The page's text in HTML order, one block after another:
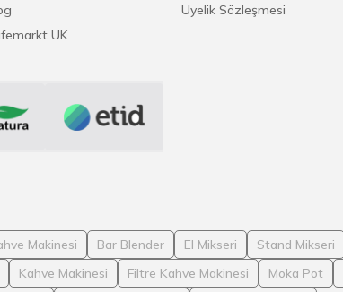
UK
Üyelik Sözleşmesi
Makinesi Bar Blender El Mikseri Stand Mikseri
Kahve Makinesi Filtre Kahve Makinesi Moka Pot